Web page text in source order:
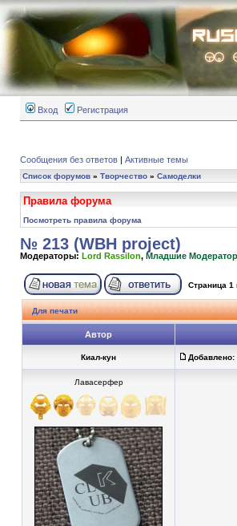
Вход Регистрация
Сообщения без ответов | Активные темы
Список форумов » Творчество » Самоделки
Правила форума
Посмотреть правила форума
№ 213 (WBH project)
Модераторы: Lord Rassilon, Младшие
Страница 1
Для печати
Автор
Киал-кун Добавлено:
Лавасерфер